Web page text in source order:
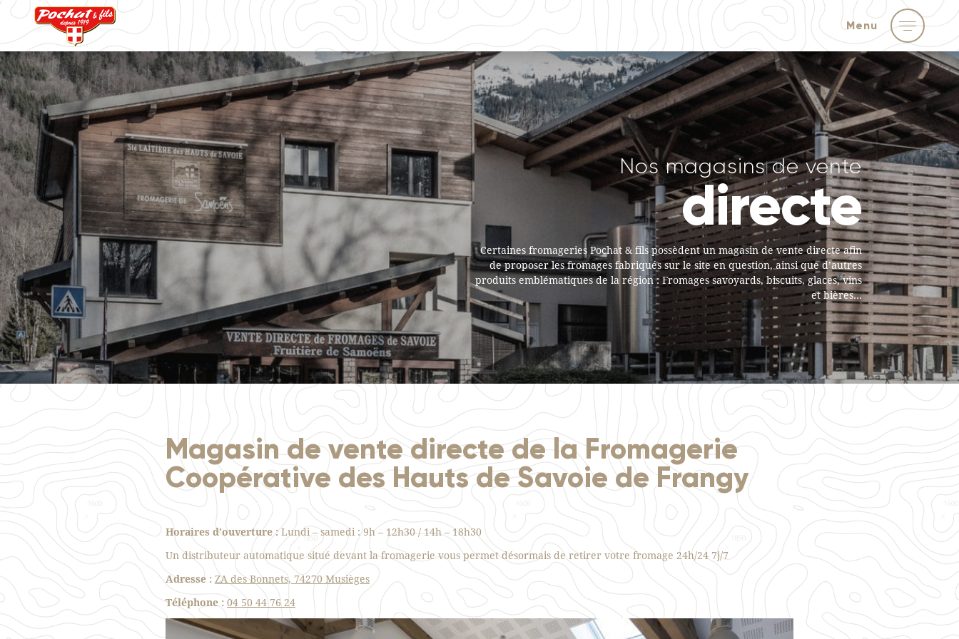
Menu
Nos magasins de vente
directe
Certaines fromageries Pochat & fils possèdent un magasin de vente directe afin
de proposer les fromages fabriqués sur le site en question, ainsi que d’autres
produits emblématiques de la région : Fromages savoyards, biscuits, glaces, vins
et bières…
Magasin de vente directe de la Fromagerie
Coopérative des Hauts de Savoie de Frangy
Horaires d’ouverture : Lundi – samedi : 9h – 12h30 / 14h – 18h30
Un distributeur automatique situé devant la fromagerie vous permet désormais de retirer votre fromage 24h/24 7j/7
Adresse : ZA des Bonnets, 74270 Musièges
Téléphone : 04 50 44 76 24